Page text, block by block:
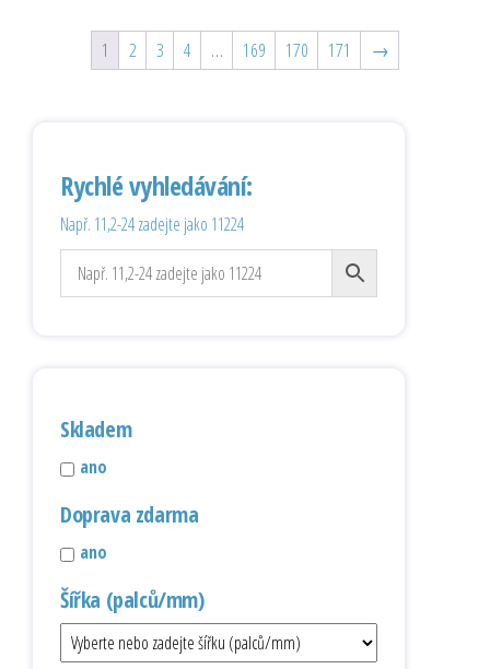
1 2 3 4 … 169 170 171 →
Rychlé vyhledávání:
Např. 11,2-24 zadejte jako 11224
Skladem
ano
Doprava zdarma
ano
Šířka (palců/mm)